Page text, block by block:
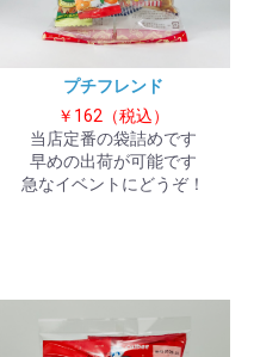
プチフレンド
￥162（税込）
当店定番の袋詰めです
早めの出荷が可能です
急なイベントにどうぞ！